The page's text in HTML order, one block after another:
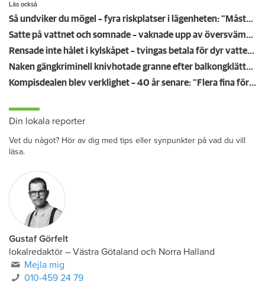
Läs också
Så undviker du mögel – fyra riskplatser i lägenheten: ”Måste städa bort”
Satte på vattnet och somnade – vaknade upp av översvämning hos grannen
Rensade inte hålet i kylskåpet – tvingas betala för dyr vattenskada
Naken gängkriminell knivhotade granne efter balkongklättring
Kompisdealen blev verklighet – 40 år senare: "Flera fina fördelar med att dela bostad"
Din lokala reporter
Vet du något? Hör av dig med tips eller synpunkter på vad du vill
läsa.
Gustaf Görfelt
lokalredaktör – Västra Götaland och Norra Halland
Mejla mig
010-459 24 79